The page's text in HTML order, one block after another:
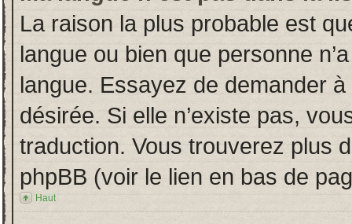
La raison la plus probable est
langue ou bien que personne
langue. Essayez de demander à
désirée. Si elle n’existe pas,
traduction. Vous trouverez plus
phpBB (voir le lien en bas de
Haut